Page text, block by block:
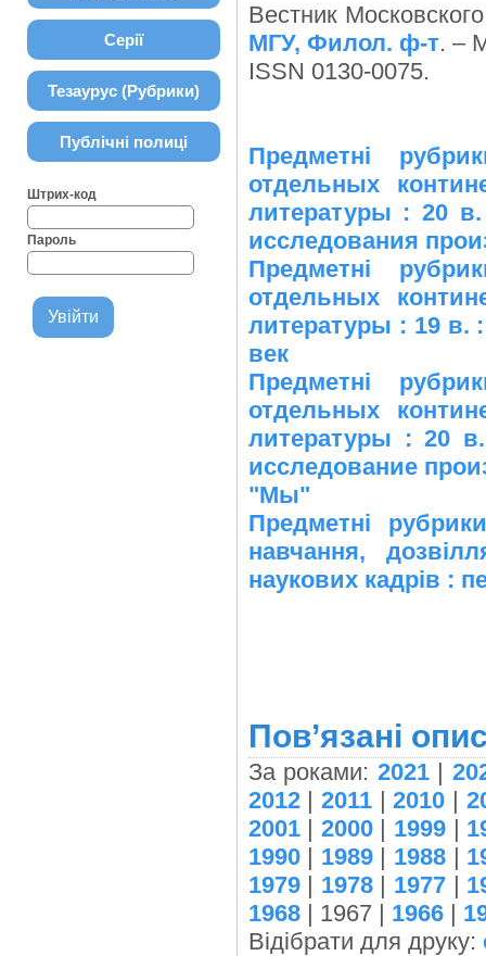
Серії
Тезаурус (Рубрики)
Публічні полиці
Штрих-код
Пароль
Вестник
МГУ, Филол. ф-т. –
ISSN 0130-0075.
Предметні
отдельных
литературы : 20
исследования
Предметні
отдельных
литературы : 19 в.
век
Предметні
отдельных
литературы : 20
исследование
"Мы"
Предметні
навчання,
наукових кадрів :
Пов’язані
За роками: 2021|
2012| 2011|2010 |
2001| 2000| 1999 |
1990| 1989| 1988 |
1979| 1978| 1977 |
1968| 1967 | 1966|
Відібрати для друку: